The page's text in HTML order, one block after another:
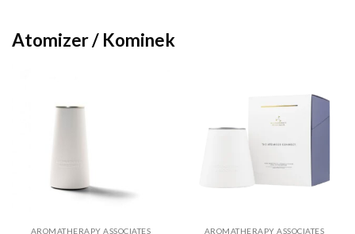
Atomizer / Kominek
AROMATHERAPY ASSOCIATES AROMATHERAPY ASSOCIATES